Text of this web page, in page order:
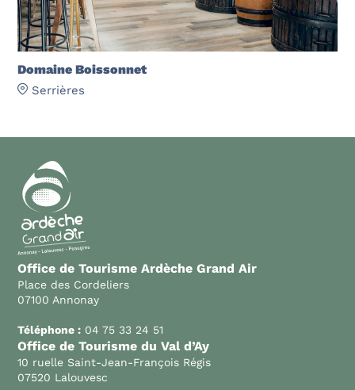
Domaine Boissonnet
Serrières
Office de Tourisme Ardèche Grand Air
Place des Cordeliers
07100 Annonay
Téléphone : 04 75 33 24 51
Office de Tourisme du Val d’Ay
10 ruelle Saint-Jean-François Régis
07520 Lalouvesc